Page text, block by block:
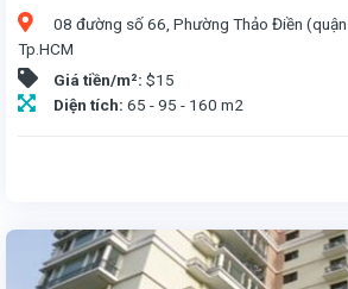
08 đường số 66, Phường Thảo Điền
Tp.HCM
Giá tiền/m²: $15
Diện tích: 65 - 95 - 160 m2